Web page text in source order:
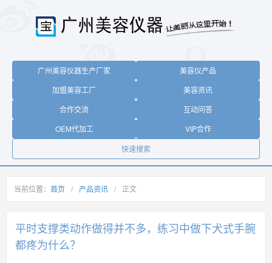
广州美容仪器生产厂家
美容仪产品
加盟美容工厂
美容资讯
合作交流
互动问答
OEM代加工
VIP合作
快速搜索
当前位置： 首页 / 产品资讯 / 正文
平时支撑类动作做得并不多，练习中做下犬式手腕
都疼为什么？